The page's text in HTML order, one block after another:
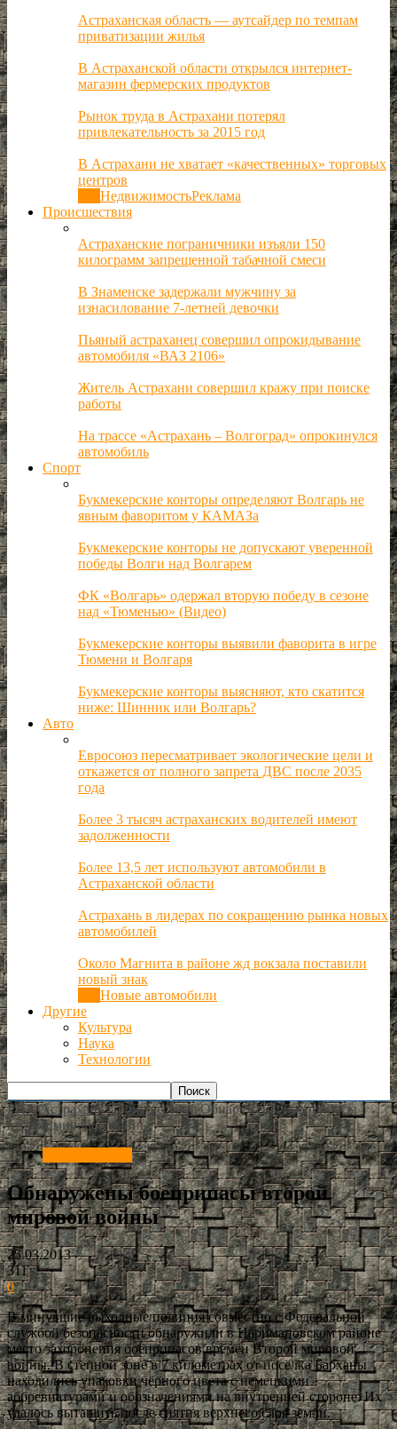
Астраханская область — аутсайдер по темпам
приватизации жилья
В Астраханской области открылся интернет-
магазин фермерских продуктов
Рынок труда в Астрахани потерял
привлекательность за 2015 год
В Астрахани не хватает «качественных» торговых
центров
НедвижимостьРеклама
Происшествия
Астраханские пограничники изъяли 150
килограмм запрещенной табачной смеси
В Знаменске задержали мужчину за
изнасилование 7-летней девочки
Пьяный астраханец совершил опрокидывание
автомобиля «ВАЗ 2106»
Житель Астрахани совершил кражу при поиске
работы
На трассе «Астрахань – Волгоград» опрокинулся
автомобиль
Спорт
Букмекерские конторы определяют Волгарь не
явным фаворитом у КАМАЗа
Букмекерские конторы не допускают уверенной
победы Волги над Волгарем
ФК «Волгарь» одержал вторую победу в сезоне
над «Тюменью» (Видео)
Букмекерские конторы выявили фаворита в игре
Тюмени и Волгаря
Букмекерские конторы выясняют, кто скатится
ниже: Шинник или Волгарь?
Авто
Евросоюз пересматривает экологические цели и
откажется от полного запрета ДВС после 2035
года
Более 3 тысяч астраханских водителей имеют
задолженности
Более 13,5 лет используют автомобили в
Астраханской области
Астрахань в лидерах по сокращению рынка новых
автомобилей
Около Магнита в районе жд вокзала поставили
новый знак
Новые автомобили
Другие
Культура
Наука
Технологии
РИА Астрахань Происшествия Обнаружены боеприпасы
второй мировой войны
Обнаружены боеприпасы второй
мировой войны
25.03.2013
311
0
В минувшие выходные полиция совместно с Федеральной
службой безопасности обнаружили в Наримановском районе
место захоронения боеприпасов времён Второй мировой
войны. В степной зоне в 7 километрах от посёлка Барханы
находились упаковки чёрного цвета с немецкими
аббревиатурами и обозначениями на внутренней стороне. Их
удалось вытащить после снятия верхнего слоя земли.